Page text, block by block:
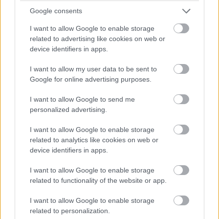
Google consents
I want to allow Google to enable storage
related to advertising like cookies on web or
device identifiers in apps.
I want to allow my user data to be sent to
Google for online advertising purposes.
I want to allow Google to send me
personalized advertising.
I want to allow Google to enable storage
related to analytics like cookies on web or
device identifiers in apps.
I want to allow Google to enable storage
related to functionality of the website or app.
I want to allow Google to enable storage
related to personalization.
hónapokról beszélünk, hanem évekről.
balatoni kardioösvény (X)
4 és egy 8 km-es egészségügyi tanösvény nyílt
#ai #mesterséges intelligencia
#félvezetőgyártás